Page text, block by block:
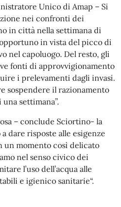
Unico di Amap – Si
nei confronti dei
in città nella settimana di
in vista del picco di
nel capoluogo. Del resto, gli
fonti di approvvigionamento
i prelevamenti dagli invasi.
sospendere il razionamento
settimana”.
– conclude Sciortino- la
dare risposte alle esigenze
momento così delicato
nel senso civico dei
l’uso dell’acqua alle
e igienico sanitarie“.